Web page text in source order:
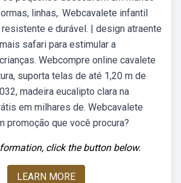
linhas,. Webcavalete infantil
e durável. | design atraente
safari para estimular a
Webcompre online cavalete
suporta telas de até 1,20 m de
madeira eucalipto clara na
em milhares de. Webcavalete
promoção que você procura?
click the button below.
LEARN MORE